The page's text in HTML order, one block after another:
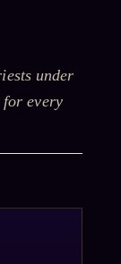
under
every